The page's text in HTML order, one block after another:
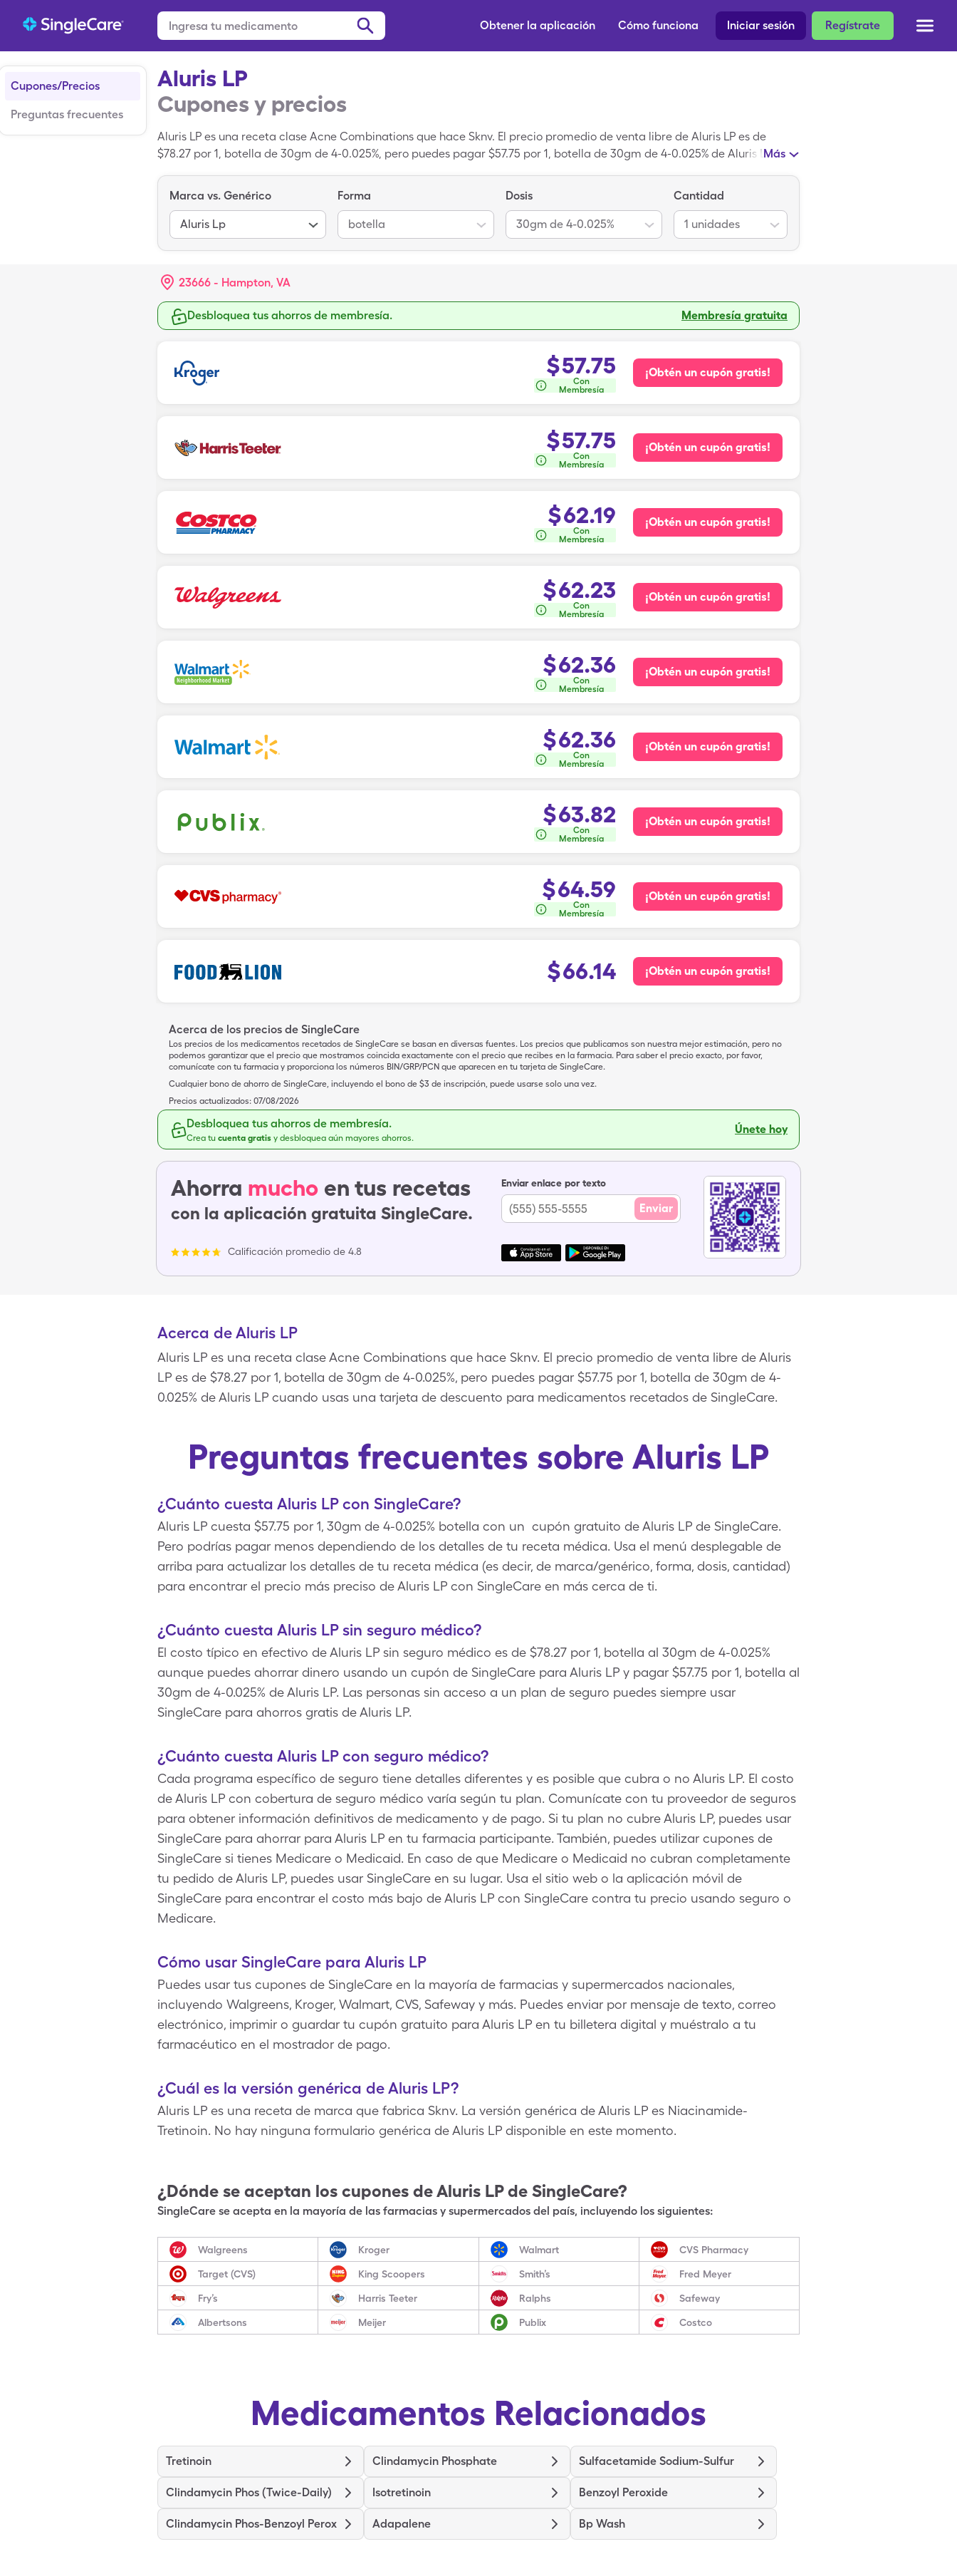
Regístrate
Iniciar sesión
Cómo funciona
Obtener la aplicación
Cupones/Precios
Preguntas frecuentes
Aluris LP
Cupones y precios
Aluris LP es una receta clase Acne Combinations que hace Sknv. El precio promedio de venta libre de Aluris LP es de
$78.27 por 1, botella de 30gm de 4-0.025%, pero puedes pagar $57.75 por 1, botella de 30gm de 4-0.025% de Aluris LPMás
Marca vs. Genérico
Aluris Lp
Forma
botella
Dosis
30gm de 4-0.025%
Cantidad
1 unidades
23666 - Hampton, VA
Desbloquea tus ahorros de membresía. Membresía gratuita
$57.75
Con
Membresía
¡Obtén un cupón gratis!
$57.75
Con
Membresía
¡Obtén un cupón gratis!
$62.19
Con
Membresía
¡Obtén un cupón gratis!
$62.23
Con
Membresía
¡Obtén un cupón gratis!
$62.36
Con
Membresía
¡Obtén un cupón gratis!
$62.36
Con
Membresía
¡Obtén un cupón gratis!
$63.82
Con
Membresía
¡Obtén un cupón gratis!
$64.59
Con
Membresía
¡Obtén un cupón gratis!
$66.14 ¡Obtén un cupón gratis!
Acerca de los precios de SingleCare
Los precios de los medicamentos recetados de SingleCare se basan en diversas fuentes. Los precios que publicamos son nuestra mejor estimación, pero no
podemos garantizar que el precio que mostramos coincida exactamente con el precio que recibes en la farmacia. Para saber el precio exacto, por favor,
comunícate con tu farmacia y proporciona los números BIN/GRP/PCN que aparecen en tu tarjeta de SingleCare.
Cualquier bono de ahorro de SingleCare, incluyendo el bono de $3 de inscripción, puede usarse solo una vez.
Precios actualizados: 07/08/2026
Desbloquea tus ahorros de membresía.
Crea tu cuenta gratis y desbloquea aún mayores ahorros.
Únete hoy
Ahorra mucho en tus recetas
con la aplicación gratuita SingleCare.
Calificación promedio de 4.8
Enviar enlace por texto
Enviar
Acerca de Aluris LP
Aluris LP es una receta clase Acne Combinations que hace Sknv. El precio promedio de venta libre de Aluris
LP es de $78.27 por 1, botella de 30gm de 4-0.025%, pero puedes pagar $57.75 por 1, botella de 30gm de 4-
0.025% de Aluris LP cuando usas una tarjeta de descuento para medicamentos recetados de SingleCare.
Preguntas frecuentes sobre Aluris LP
¿Cuánto cuesta Aluris LP con SingleCare?
Aluris LP cuesta $57.75 por 1, 30gm de 4-0.025% botella con un cupón gratuito de Aluris LP de SingleCare.
Pero podrías pagar menos dependiendo de los detalles de tu receta médica. Usa el menú desplegable de
arriba para actualizar los detalles de tu receta médica (es decir, de marca/genérico, forma, dosis, cantidad)
para encontrar el precio más preciso de Aluris LP con SingleCare en más cerca de ti.
¿Cuánto cuesta Aluris LP sin seguro médico?
El costo típico en efectivo de Aluris LP sin seguro médico es de $78.27 por 1, botella al 30gm de 4-0.025%
aunque puedes ahorrar dinero usando un cupón de SingleCare para Aluris LP y pagar $57.75 por 1, botella al
30gm de 4-0.025% de Aluris LP. Las personas sin acceso a un plan de seguro puedes siempre usar
SingleCare para ahorros gratis de Aluris LP.
¿Cuánto cuesta Aluris LP con seguro médico?
Cada programa específico de seguro tiene detalles diferentes y es posible que cubra o no Aluris LP. El costo
de Aluris LP con cobertura de seguro médico varía según tu plan. Comunícate con tu proveedor de seguros
para obtener información definitivos de medicamento y de pago. Si tu plan no cubre Aluris LP, puedes usar
SingleCare para ahorrar para Aluris LP en tu farmacia participante. También, puedes utilizar cupones de
SingleCare si tienes Medicare o Medicaid. En caso de que Medicare o Medicaid no cubran completamente
tu pedido de Aluris LP, puedes usar SingleCare en su lugar. Usa el sitio web o la aplicación móvil de
SingleCare para encontrar el costo más bajo de Aluris LP con SingleCare contra tu precio usando seguro o
Medicare.
Cómo usar SingleCare para Aluris LP
Puedes usar tus cupones de SingleCare en la mayoría de farmacias y supermercados nacionales,
incluyendo Walgreens, Kroger, Walmart, CVS, Safeway y más. Puedes enviar por mensaje de texto, correo
electrónico, imprimir o guardar tu cupón gratuito para Aluris LP en tu billetera digital y muéstralo a tu
farmacéutico en el mostrador de pago.
¿Cuál es la versión genérica de Aluris LP?
Aluris LP es una receta de marca que fabrica Sknv. La versión genérica de Aluris LP es Niacinamide-
Tretinoin. No hay ninguna formulario genérica de Aluris LP disponible en este momento.
¿Dónde se aceptan los cupones deAluris LP de SingleCare?
SingleCare se acepta en la mayoría de las farmacias y supermercados del país, incluyendo los siguientes:
Walgreens Kroger Walmart CVS Pharmacy
Target (CVS) King Scoopers Smith’s Fred Meyer
Fry’s Harris Teeter Ralphs Safeway
Albertsons Meijer Publix Costco
Medicamentos Relacionados
Tretinoin Clindamycin Phosphate Sulfacetamide Sodium-Sulfur
Clindamycin Phos (Twice-Daily) Isotretinoin Benzoyl Peroxide
Clindamycin Phos-Benzoyl Perox Adapalene Bp Wash